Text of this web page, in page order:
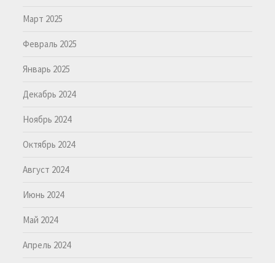
Март 2025
Февраль 2025
Январь 2025
Декабрь 2024
Ноябрь 2024
Октябрь 2024
Август 2024
Июнь 2024
Май 2024
Апрель 2024